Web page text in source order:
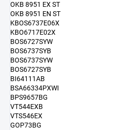
OKB 8951 EX ST
OKB 8951 EN ST
KBOS6737E06X
KBO6717E02X
BOS6727SYW
BOS6737SYB
BOS6737SYW
BOS6727SYB
BI64111AB
BSA66334PXWI
BPS9657BG
VT544EXB
VTS546EX
GOP73BG